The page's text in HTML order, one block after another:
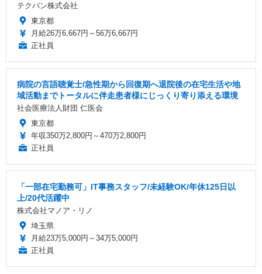
テクバン株式会社
東京都
月給26万6,667円～56万6,667円
正社員
病院の言語聴覚士/急性期から回復期へ退院後の在宅生活や地
域活動までトータルに伴走患者様にじっくり寄り添える環境
社会医療法人財団 仁医会
東京都
年収350万2,800円～470万2,800円
正社員
「一部在宅勤務可」IT事務スタッフ/未経験OK/年休125日以
上/20代活躍中
株式会社マノア・リノ
埼玉県
月給23万5,000円～34万5,000円
正社員